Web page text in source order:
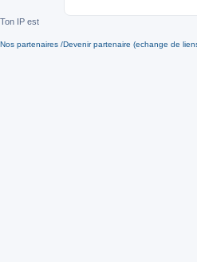
Ton IP est
Nos partenaires /Devenir partenaire (echange de